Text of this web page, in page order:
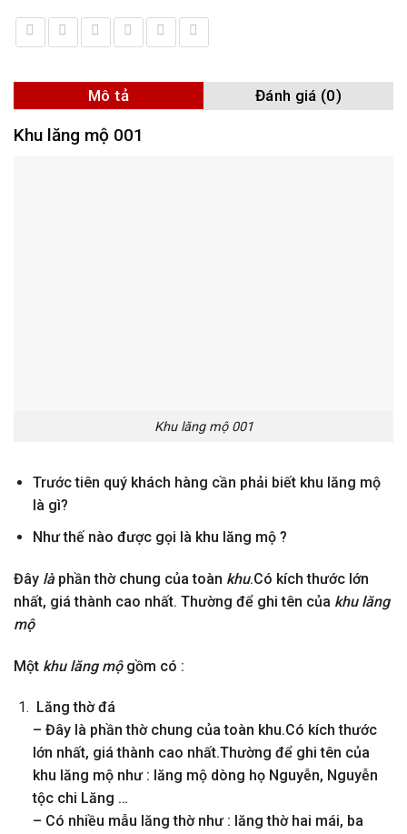
Mô tả Đánh giá (0)
Khu lăng mộ 001
Khu lăng mộ 001
Trước tiên quý khách hàng cần phải biết khu lăng mộ
là gì?
Như thế nào được gọi là khu lăng mộ ?
Đây làphần thờ chung của toàn khu.Có kích thước lớn
nhất, giá thành cao nhất. Thường để ghi tên của khu lăng
mộ
Một khu lăng mộgồm có :
Lăng thờ đá
– Đây là phần thờ chung của toàn khu.Có kích thước
lớn nhất, giá thành cao nhất.Thường để ghi tên của
khu lăng mộ như : lăng mộ dòng họ Nguyễn, Nguyễn
tộc chi Lăng …
– Có nhiều mẫu lăng thờ như : lăng thờ hai mái, ba